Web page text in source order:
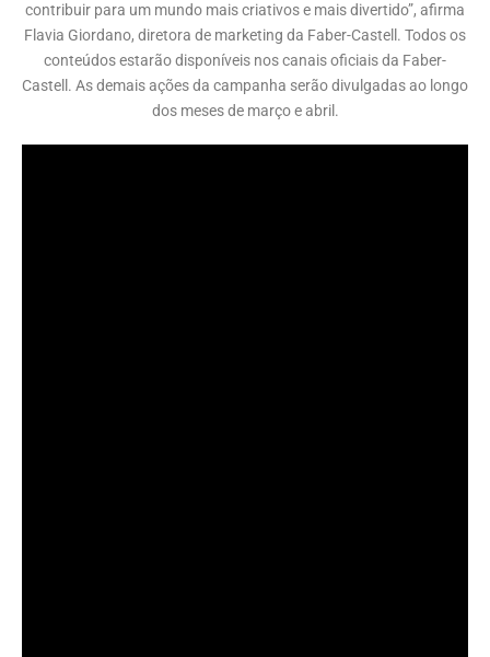
contribuir para um mundo mais criativos e mais divertido”, afirma
Flavia Giordano, diretora de marketing da Faber-Castell. Todos os
conteúdos estarão disponíveis nos canais oficiais da Faber-
Castell. As demais ações da campanha serão divulgadas ao longo
dos meses de março e abril.